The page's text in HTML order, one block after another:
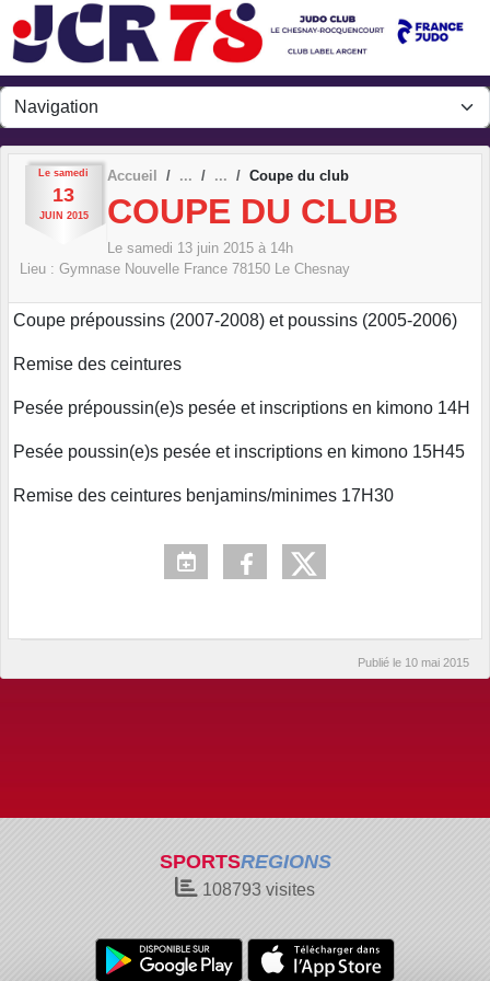
Le samedi
13
JUIN 2015
Accueil Coupe du club
COUPE DU CLUB
Le samedi 13 juin 2015 à 14h
Lieu : Gymnase Nouvelle France 78150 Le Chesnay
Coupe prépoussins (2007-2008) et poussins (2005-2006)
Remise des ceintures
Pesée prépoussin(e)s pesée et inscriptions en kimono 14H
Pesée poussin(e)s pesée et inscriptions en kimono 15H45
Remise des ceintures benjamins/minimes 17H30
Publié le 10 mai 2015
SPORTSREGIONS
108793 visites
Panneau de gestion des cookies